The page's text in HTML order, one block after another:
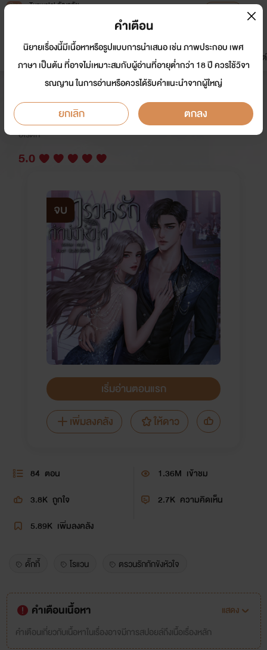
Tunwalai ธัญวลัย
หน้าแรก นิยาย อีบุ๊ก การ์ตูน
มาใหม่
ดรีมแชท ธัญลิสต์
ตรวนรักกักขังหัวใจ
นักเขียน: ภฌา นักวาด: BLAG BURN
อีโรติก
5.0
จบ
เริ่มอ่านตอนแรก
เพิ่มลงคลัง
ให้ดาว
84 ตอน 1.36M เข้าชม
3.8K ถูกใจ 2.7K ความคิดเห็น
5.89K เพิ่มลงคลัง
ดั๊กกี้ โรแวน ตรวนรักกักขังหัวใจ
คำเตือนเนื้อหา
แสดง
คำเตือนเกี่ยวกับเนื้อหาในเรื่องอาจมีการสปอยล์ถึงเนื้อเรื่องหลัก
คำเตือน
นิยายเรื่องนี้มีเนื้อหาหรือรูปแบบการนำเสนอ เช่น ภาพประกอบ เพศ
ภาษา เป็นต้น ที่อาจไม่เหมาะสมกับผู้อ่านที่อายุต่ำกว่า 18 ปี ควรใช้วิจา
รณญาน ในการอ่านหรือควรได้รับคำแนะนำจากผู้ใหญ่
ยกเลิก ตกลง